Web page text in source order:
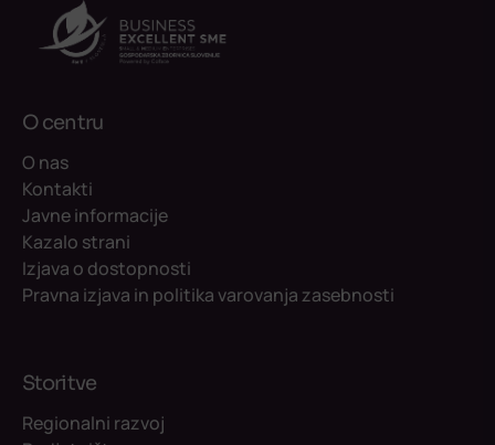
O centru
O nas
Kontakti
Javne informacije
Kazalo strani
Izjava o dostopnosti
Pravna izjava in politika varovanja zasebnosti
Storitve
Regionalni razvoj